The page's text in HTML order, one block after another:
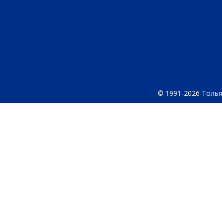
© 1991-2026